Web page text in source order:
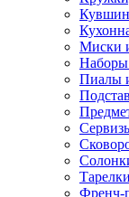
Миски
Наборы
Пиалы
Тарелки
Френч-